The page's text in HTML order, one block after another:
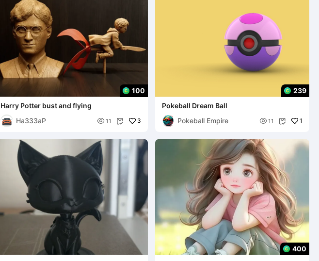
100
Harry Potter bust and flying
Ha333aP
 11  3
239
Pokeball Dream Ball
Pokeball Empire
 11  1
400